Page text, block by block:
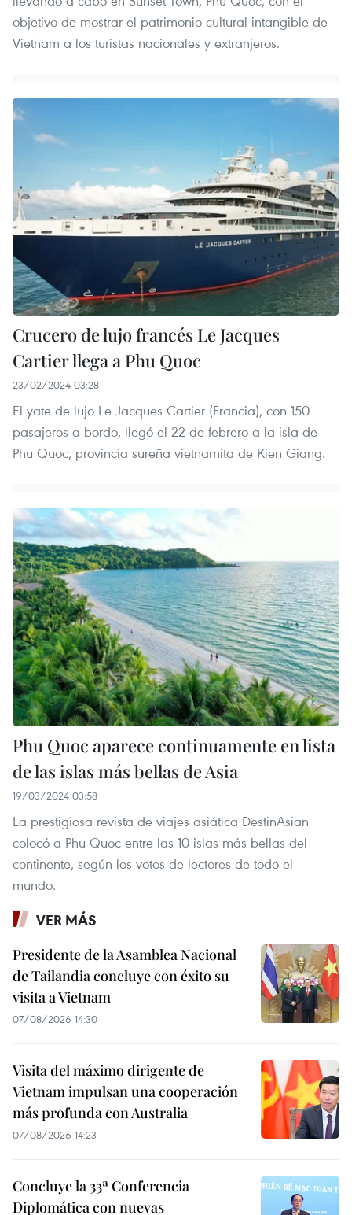
objetivo de mostrar el patrimonio cultural intangible de
Vietnam a los turistas nacionales y extranjeros.
Crucero de lujo francés Le Jacques
Cartier llega a Phu Quoc
23/02/2024 03:28
El yate de lujo Le Jacques Cartier (Francia), con 150
pasajeros a bordo, llegó el 22 de febrero a la isla de
Phu Quoc, provincia sureña vietnamita de Kien Giang.
Phu Quoc aparece continuamente en lista
de las islas más bellas de Asia
19/03/2024 03:58
La prestigiosa revista de viajes asiática DestinAsian
colocó a Phu Quoc entre las 10 islas más bellas del
continente, según los votos de lectores de todo el
mundo.
VER MÁS
Presidente de la Asamblea Nacional
de Tailandia concluye con éxito su
visita a Vietnam
07/08/2026 14:30
Visita del máximo dirigente de
Vietnam impulsan una cooperación
más profunda con Australia
07/08/2026 14:23
Concluye la 33ª Conferencia
Diplomática con nuevas